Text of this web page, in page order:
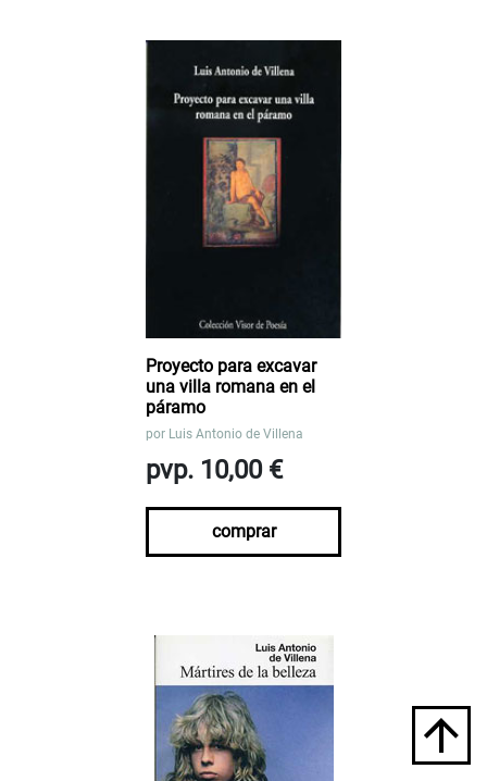
Proyecto para excavar
una villa romana en el
páramo
por Luis Antonio de Villena
pvp. 10,00 €
comprar